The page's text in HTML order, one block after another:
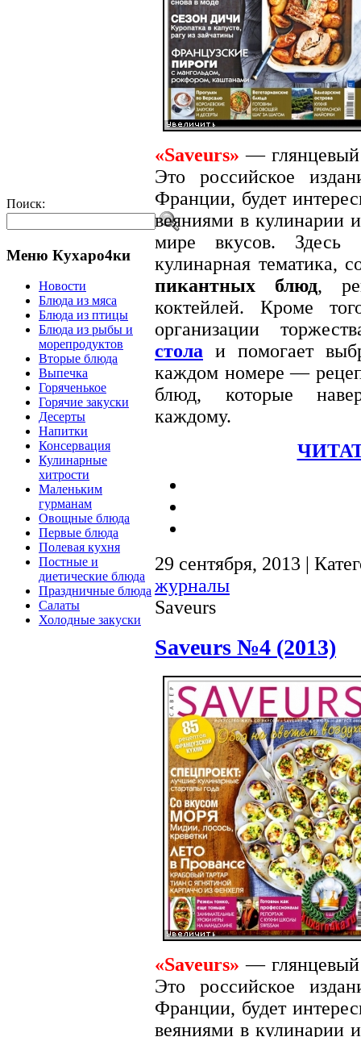
Поиск:
Меню Кухаро4ки
Новости
Блюда из мяса
Блюда из птицы
Блюда из рыбы и
морепродуктов
Вторые блюда
Выпечка
Горяченькое
Горячие закуски
Десерты
Напитки
Консервация
Кулинарные
хитрости
Маленьким
гурманам
Овощные блюда
Первые блюда
Полевая кухня
Постные и
диетические блюда
Праздничные блюда
Салаты
Холодные закуски
«Saveurs» —
Это российское
Франции, будет
веяниями в кулинарии
мире вкусов. Здесь
кулинарная тематика,
пикантных блюд,
коктейлей. Кроме
организации
стола и помогает
каждом номере —
блюд, которые
каждому.
29 сентября, 2013 |
журналы
Saveurs
Saveurs №4 (2013)
«Saveurs» —
Это российское
Франции, будет
веяниями в кулинарии